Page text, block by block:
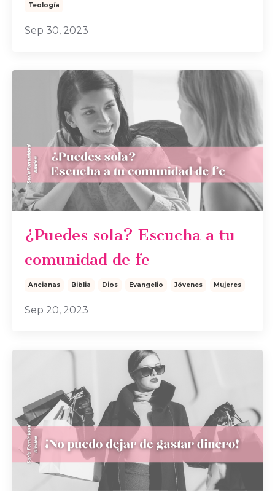
Teología
Sep 30, 2023
¿Puedes sola? Escucha a tu
comunidad de fe
Ancianas Biblia Dios Evangelio Jóvenes Mujeres
Sep 20, 2023